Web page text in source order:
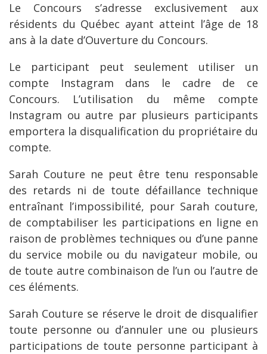
Le Concours s’adresse exclusivement aux
résidents du Québec ayant atteint l’âge de 18
ans à la date d’Ouverture du Concours.
Le participant peut seulement utiliser un
compte Instagram dans le cadre de ce
Concours. L’utilisation du même compte
Instagram ou autre par plusieurs participants
emportera la disqualification du propriétaire du
compte.
Sarah Couture ne peut être tenu responsable
des retards ni de toute défaillance technique
entraînant l’impossibilité, pour Sarah couture,
de comptabiliser les participations en ligne en
raison de problèmes techniques ou d’une panne
du service mobile ou du navigateur mobile, ou
de toute autre combinaison de l’un ou l’autre de
ces éléments.
Sarah Couture se réserve le droit de disqualifier
toute personne ou d’annuler une ou plusieurs
participations de toute personne participant à